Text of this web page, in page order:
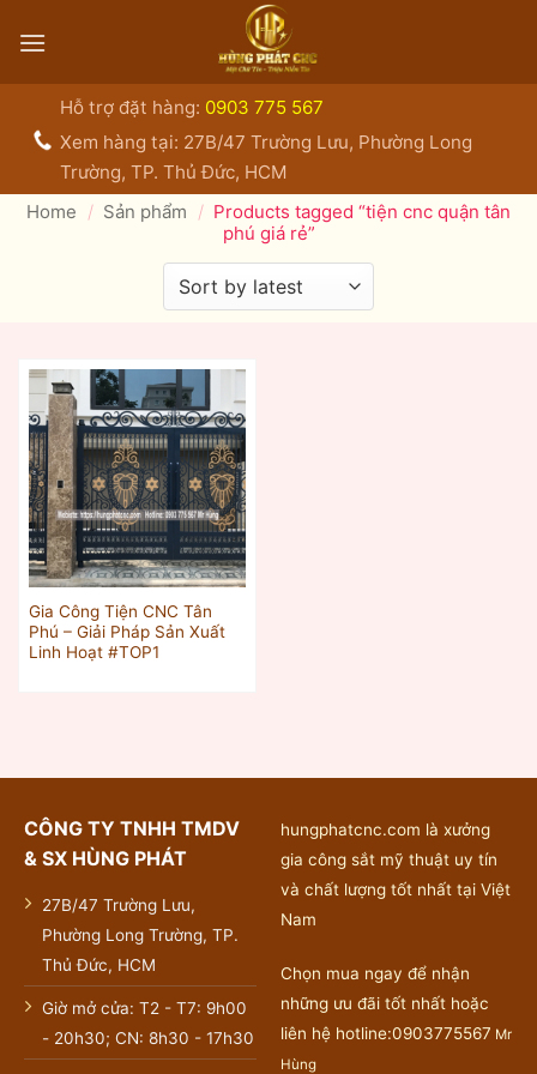
qua
Hỗ trợ đặt hàng: 0903 775 567
Xem hàng tại: 27B/47 Trường Lưu, Phường Long
Trường, TP. Thủ Đức, HCM
Home / Sản phẩm / Products tagged “tiện cnc quận tân
phú giá rẻ”
Gia Công Tiện CNC Tân
Phú – Giải Pháp Sản Xuất
Linh Hoạt #TOP1
CÔNG TY TNHH TMDV
& SX HÙNG PHÁT
27B/47 Trường Lưu,
Phường Long Trường, TP.
Thủ Đức, HCM
Giờ mở cửa: T2 - T7: 9h00
- 20h30; CN: 8h30 - 17h30
hungphatcnc.com là xưởng
gia công sắt mỹ thuật uy tín
và chất lượng tốt nhất tại Việt
Nam
Chọn mua ngay để nhận
những ưu đãi tốt nhất hoặc
liên hệ hotline:0903775567 Mr
Hùng